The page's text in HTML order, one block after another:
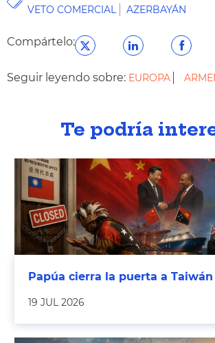
VETO COMERCIAL
AZERBAYÁN
Compártelo:
Seguir leyendo sobre: EUROPA
Te podría
Papúa cierra la puerta a Taiwán
19 JUL 2026